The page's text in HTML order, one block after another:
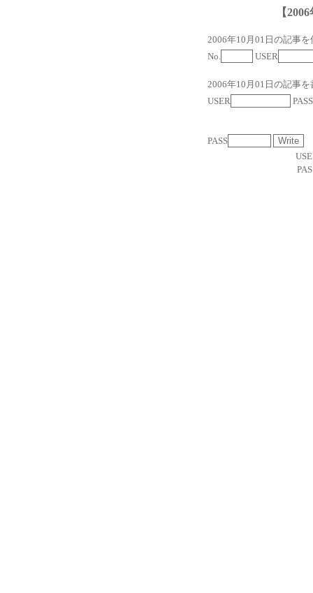
【
2006年10月01日の記事
No.
USER
2006年10月01日の記事を
USER
PASS
PASS